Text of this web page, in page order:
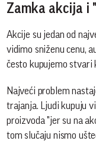
Zamka akcija i
Akcije su jedan od
vidimo sniženu cenu,
često kupujemo stvari
Najveći problem
trajanja. Ljudi kupuju
proizvoda "jer su na
tom slučaju nismo